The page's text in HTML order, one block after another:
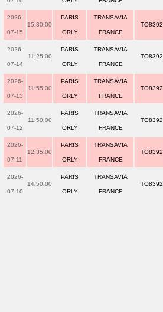
2026-
07-15
15:30:00
PARIS
ORLY
TRANSAVIA
FRANCE
TO8392
2026-
07-14
11:25:00
PARIS
ORLY
TRANSAVIA
FRANCE
TO8392
2026-
07-13
11:55:00
PARIS
ORLY
TRANSAVIA
FRANCE
TO8392
2026-
07-12
11:50:00
PARIS
ORLY
TRANSAVIA
FRANCE
TO8392
2026-
07-11
12:35:00
PARIS
ORLY
TRANSAVIA
FRANCE
TO8392
2026-
07-10
14:50:00
PARIS
ORLY
TRANSAVIA
FRANCE
TO8392